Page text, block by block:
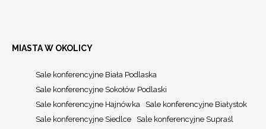
MIASTA W OKOLICY
Sale konferencyjne Biała Podlaska
Sale konferencyjne Sokołów Podlaski
Sale konferencyjne Hajnówka
Sale konferencyjne Białystok
Sale konferencyjne Siedlce
Sale konferencyjne Supraśl